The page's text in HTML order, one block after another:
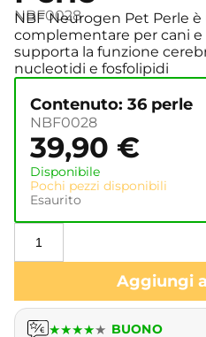
NBF0028
NBF Neurogen Pet Perle
complementare per cani
supporta la funzione
nucleotidi e fosfolipidi
Contenuto: 36 perle
NBF0028
39,90 €
Disponibile
Pochi pezzi disponibili
Esaurito
Aggiungi
★★★★★ BUONO